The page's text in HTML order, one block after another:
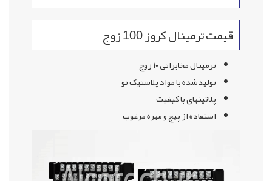
قیمت ترمینال کروز 100 زوج
ترمینال مخابراتی ۱۰ زوج
تولیدشده با مواد پلاستیک نو
پلاتینهای با کیفیت
استفاده از پیچ و مهره مرغوب